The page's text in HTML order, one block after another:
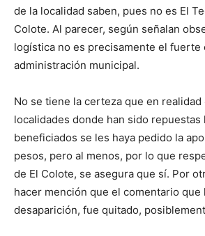
de la localidad saben, pues no es El
Colote. Al parecer, según señalan
logística no es precisamente el fuerte
administración municipal.
No se tiene la certeza que en realidad
localidades donde han sido repuestas
beneficiados se les haya pedido la
pesos, pero al menos, por lo que
de El Colote, se asegura que sí. Por
hacer mención que el comentario
desaparición, fue quitado,